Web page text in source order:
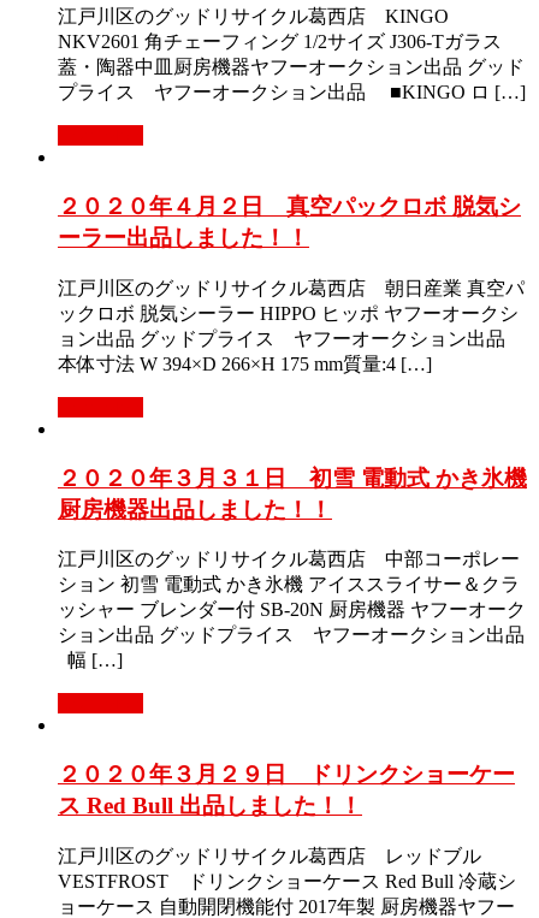
江戸川区のグッドリサイクル葛西店 KINGO
NKV2601 角チェーフィング 1/2サイズ J306-Tガラス
蓋・陶器中皿厨房機器ヤフーオークション出品 グッド
プライス ヤフーオークション出品 ■KINGO ロ […]
２０２０年４月２日 真空パックロボ 脱気シ
ーラー出品しました！！
江戸川区のグッドリサイクル葛西店 朝日産業 真空パ
ックロボ 脱気シーラー HIPPO ヒッポ ヤフーオークシ
ョン出品 グッドプライス ヤフーオークション出品
本体寸法 W 394×D 266×H 175 mm質量:4 […]
２０２０年３月３１日 初雪 電動式 かき氷機
厨房機器出品しました！！
江戸川区のグッドリサイクル葛西店 中部コーポレー
ション 初雪 電動式 かき氷機 アイススライサー＆クラ
ッシャー ブレンダー付 SB-20N 厨房機器 ヤフーオーク
ション出品 グッドプライス ヤフーオークション出品
幅 […]
２０２０年３月２９日 ドリンクショーケー
ス Red Bull 出品しました！！
江戸川区のグッドリサイクル葛西店 レッドブル
VESTFROST ドリンクショーケース Red Bull 冷蔵シ
ョーケース 自動開閉機能付 2017年製 厨房機器ヤフー